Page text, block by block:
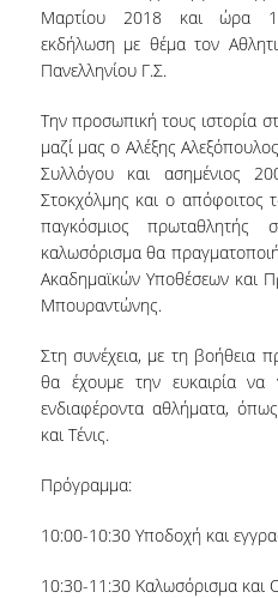
ΑΝΘΡΩΠΙΝΟ
2025-26
ΜΕΛΗ Ε.ΔΙ.Π
ΜΕΛΗ Ε.Δ.Π
ΜΕΛΗ Ε.Τ.Ε.Π.
ΜΗΤΡΩΑ
ΠΡΟΠΤΥΧΙΑΚΕΣ
ΟΔΗΓΟΣ
Μαρτίου 2018 και ώρα
εκδήλωση με θέμα τον
Πανελληνίου Γ.Σ.
Την προσωπική τους ιστορία
μαζί μας ο Αλέξης
Συλλόγου και ασημένιος
Στοκχόλμης και ο απόφοιτος
παγκόσμιος
καλωσόρισμα θα
Ακαδημαϊκών Υποθέσεων και
Μπουραντώνης.
Στη συνέχεια, με τη βοήθεια
θα έχουμε την ευκαιρία να
ενδιαφέροντα αθλήματα,
και Τένις.
Πρόγραμμα:
10:00-10:30 Υποδοχή και
10:30-11:30 Καλωσόρισμα και